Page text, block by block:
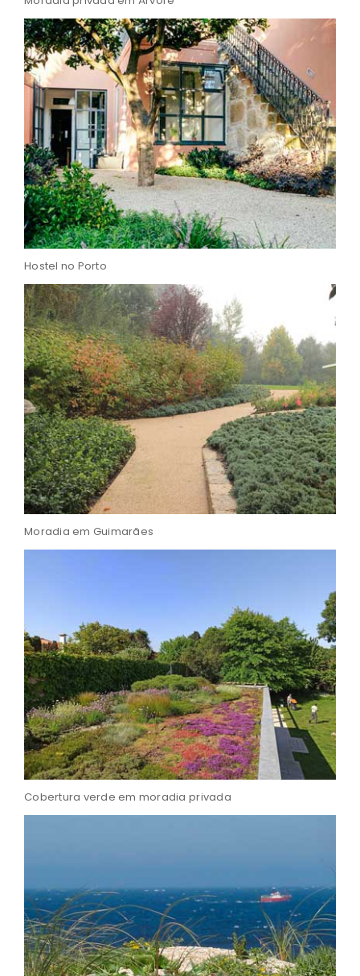
Hostel no Porto
Moradia em Guimarães
Cobertura verde em moradia privada